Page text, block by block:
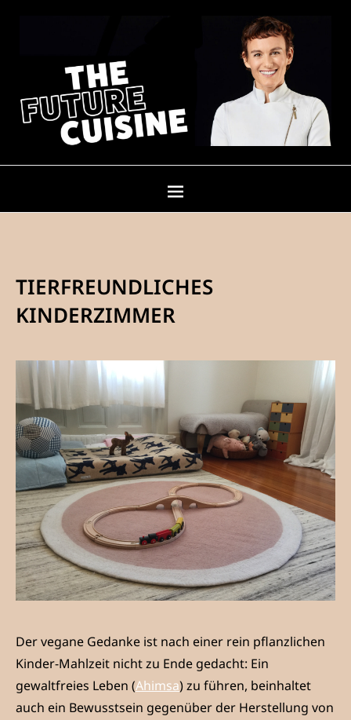
TIERFREUNDLICHES
KINDERZIMMER
Der vegane Gedanke ist nach einer rein pflanzlichen
Kinder-Mahlzeit nicht zu Ende gedacht: Ein
gewaltfreies Leben (Ahimsa) zu führen, beinhaltet
auch ein Bewusstsein gegenüber der Herstellung von